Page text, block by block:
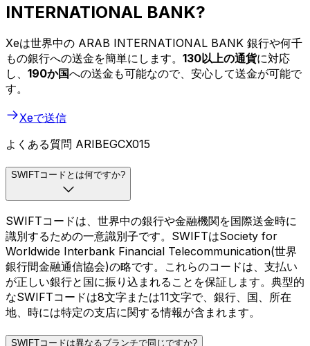
INTERNATIONAL BANK?
Xeは世界中の ARAB INTERNATIONAL BANK 銀行や何千
もの銀行への送金を簡単にします。 130以上の通貨に対応
し、 190か国への送金も可能なので、安心して送金が可能で
す。
Xeで送信
よくある質問 ARIBEGCX015
SWIFTコードとは何ですか?
SWIFTコードは、世界中の銀行や金融機関を国際送金時に
識別するための一意識別子です。SWIFTはSociety for
Worldwide Interbank Financial Telecommunication(世界
銀行間金融通信協会)の略です。これらのコードは、支払い
が正しい銀行と国に振り込まれることを保証します。典型的
なSWIFTコードは8文字または11文字で、銀行、国、所在
地、時には特定の支店に関する情報が含まれます。
SWIFTコードは異なるブランチで同じですか?